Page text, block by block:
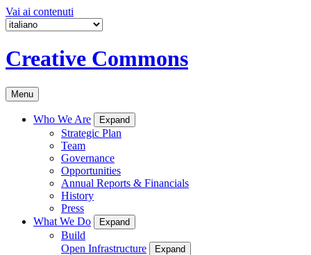
Vai ai contenuti
Creative Commons
Menu
Who We Are Expand
Strategic Plan
Team
Governance
Opportunities
Annual Reports & Financials
History
Press
What We Do
Expand
Build
Open Infrastructure
Expand